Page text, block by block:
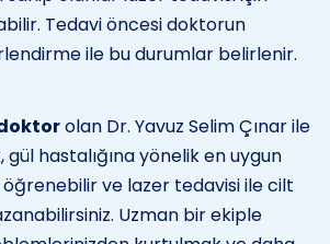
Tedavi öncesi doktorun
ile bu durumlar belirlenir.
olan Dr. Yavuz Selim Çınar ile
hastalığına yönelik en uygun
ve lazer tedavisi ile cilt
Uzman bir ekiple